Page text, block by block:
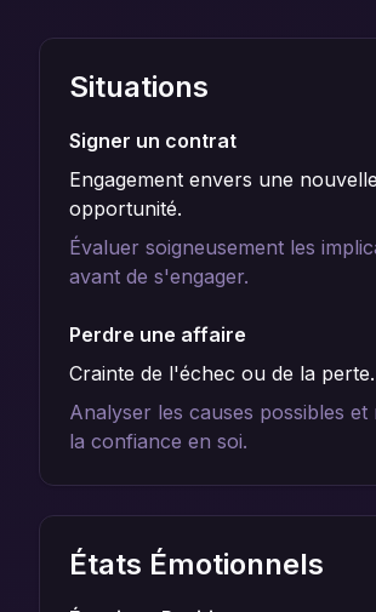
Situations
Signer un contrat
Engagement envers une nouvelle
opportunité.
Évaluer soigneusement les
avant de s'engager.
Perdre une affaire
Crainte de l'échec ou de la perte.
Analyser les causes possibles
la confiance en soi.
États Émotionnels